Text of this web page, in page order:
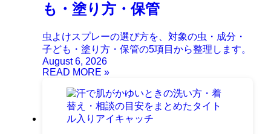
も・塗り方・保管
虫よけスプレーの選び方を、対象の虫・成分・
子ども・塗り方・保管の5項目から整理します。
August 6, 2026